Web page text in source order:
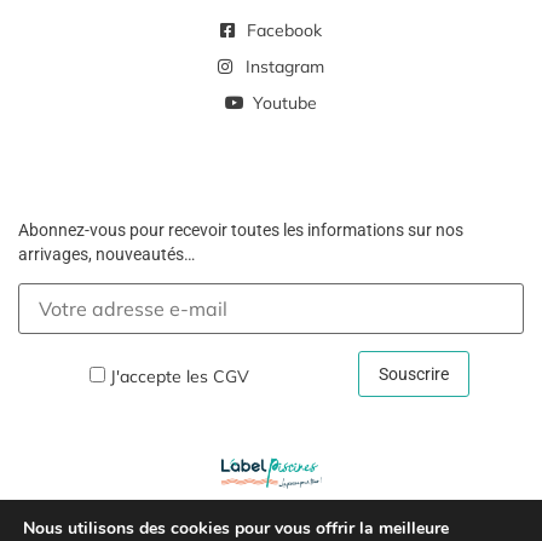
Facebook
Instagram
Youtube
Abonnez-vous pour recevoir toutes les informations sur nos
arrivages, nouveautés…
J'accepte les CGV
Nous utilisons des cookies pour vous offrir la meilleure